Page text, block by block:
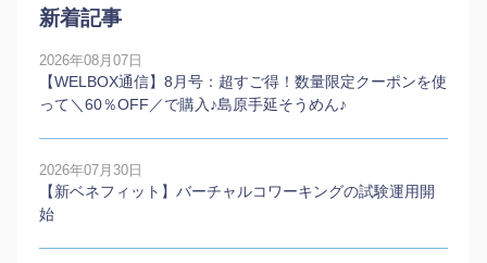
新着記事
2026年08月07日
【WELBOX通信】8月号：超すご得！数量限定クーポンを使
って＼60％OFF／で購入♪島原手延そうめん♪
2026年07月30日
【新ベネフィット】バーチャルコワーキングの試験運用開
始